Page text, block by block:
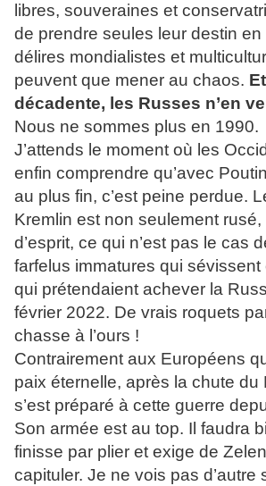
libres, souveraines et
de prendre seules leur destin en
délires mondialistes et
peuvent que mener au chaos.
décadente, les Russes n’en
Nous ne sommes plus en 1990.
J’attends le moment où les
enfin comprendre qu’avec
au plus fin, c’est peine perdue.
Kremlin est non seulement
d’esprit, ce qui n’est pas le cas
farfelus immatures qui
qui prétendaient achever la
février 2022. De vrais roquets
chasse à l’ours !
Contrairement aux Européens
paix éternelle, après la chute du
s’est préparé à cette guerre
Son armée est au top. Il faudra
finisse par plier et exige de
capituler. Je ne vois pas d’autre